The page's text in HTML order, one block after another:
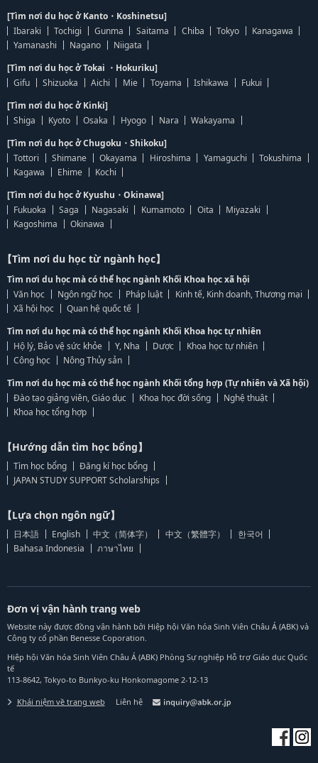
[Tìm nơi du học ở Kanto・Koshinetsu]
Ibaraki
Tochigi Gunma Saitama Chiba Tokyo
Kanagawa
Yamanashi
Nagano
Niigata
[Tìm nơi du học ở Tokai ・Hokuriku]
Gifu
Shizuoka Aichi Mie Toyama Ishikawa
Fukui
[Tìm nơi du học ở Kinki]
Shiga
Kyoto Osaka Hyogo Nara
Wakayama
[Tìm nơi du học ở Chugoku・Shikoku]
Tottori
Shimane Okayama Hiroshima Yamaguchi
Tokushima
Kagawa
Ehime
Kochi
[Tìm nơi du học ở Kyushu・Okinawa]
Fukuoka
Saga Nagasaki Kumamoto Oita
Miyazaki
Kagoshima
Okinawa
【Tìm nơi du học từ ngành học】
Tìm nơi du học mà có thể học ngành Khối Khoa học xã hội
Văn học
Ngôn ngữ học Pháp luật
Kinh tế, Kinh doanh, Thương mại
Xã hội học
Quan hệ quốc tế
Tìm nơi du học mà có thể học ngành Khối Khoa học tự nhiên
Hộ lý, Bảo vệ sức khỏe
Y, Nha Dược
Khoa học tự nhiên
Công học
Nông Thủy sản
Tìm nơi du học mà có thể học ngành Khối tổng hợp (Tự nhiên và Xã hội)
Đào tạo giảng viên, Giáo dục
Khoa học đời sống
Nghệ thuật
Khoa học tổng hợp
【Hướng dẫn tìm học bổng】
Tìm học bổng
Đăng kí học bổng
JAPAN STUDY SUPPORT Scholarships
【Lựa chọn ngôn ngữ】
日本語 English 中文（简体字） 中文（繁體字）
한국어
Bahasa Indonesia
ภาษาไทย
Đơn vị vận hành trang web
Website này được đồng vận hành bởi Hiệp hội Văn hóa Sinh Viên Châu Á (ABK) và
Công ty cổ phần Benesse Coporation.
Hiệp hội Văn hóa Sinh Viên Châu Á (ABK) Phòng Sự nghiệp Hỗ trợ Giáo dục Quốc
tế
113-8642, Tokyo-to Bunkyo-ku Honkomagome 2-12-13
Khái niệm về trang web Liên hệ